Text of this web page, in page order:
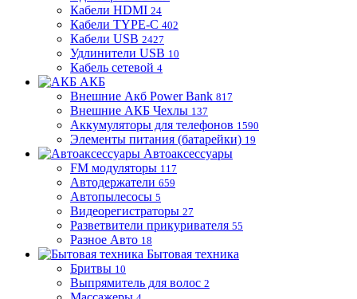
Кабели HDMI 24
Кабели TYPE-C 402
Кабели USB 2427
Удлинители USB 10
Кабель сетевой 4
АКБ
Внешние Акб Power Bank 817
Внешние АКБ Чехлы 137
Аккумуляторы для телефонов 1590
Элементы питания (батарейки) 19
Автоаксессуары
FM модуляторы 117
Автодержатели 659
Автопылесосы 5
Видеорегистраторы 27
Разветвители прикуривателя 55
Разное Авто 18
Бытовая техника
Бритвы 10
Выпрямитель для волос 2